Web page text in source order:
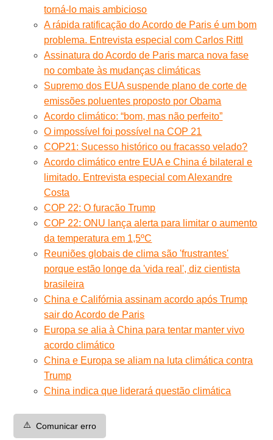
torná-lo mais ambicioso
A rápida ratificação do Acordo de Paris é um bom
problema. Entrevista especial com Carlos Rittl
Assinatura do Acordo de Paris marca nova fase
no combate às mudanças climáticas
Supremo dos EUA suspende plano de corte de
emissões poluentes proposto por Obama
Acordo climático: “bom, mas não perfeito”
O impossível foi possível na COP 21
COP21: Sucesso histórico ou fracasso velado?
Acordo climático entre EUA e China é bilateral e
limitado. Entrevista especial com Alexandre
Costa
COP 22: O furacão Trump
COP 22: ONU lança alerta para limitar o aumento
da temperatura em 1,5ºC
Reuniões globais de clima são 'frustrantes'
porque estão longe da 'vida real', diz cientista
brasileira
China e Califórnia assinam acordo após Trump
sair do Acordo de Paris
Europa se alia à China para tentar manter vivo
acordo climático
China e Europa se aliam na luta climática contra
Trump
China indica que liderará questão climática
⚠️ Comunicar erro